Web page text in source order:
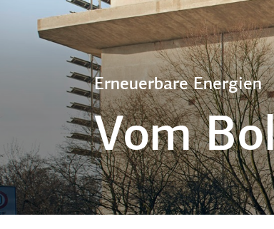
Erneuerbare Energien
Vom